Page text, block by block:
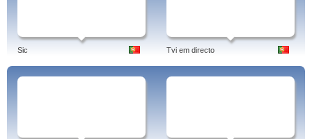
Sic Tvi em directo